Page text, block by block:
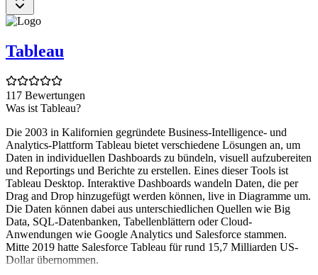
Tableau
117 Bewertungen
Was ist Tableau?
Die 2003 in Kalifornien gegründete Business-Intelligence- und
Analytics-Plattform Tableau bietet verschiedene Lösungen an, um
Daten in individuellen Dashboards zu bündeln, visuell aufzubereiten
und Reportings und Berichte zu erstellen. Eines dieser Tools ist
Tableau Desktop. Interaktive Dashboards wandeln Daten, die per
Drag and Drop hinzugefügt werden können, live in Diagramme um.
Die Daten können dabei aus unterschiedlichen Quellen wie Big
Data, SQL-Datenbanken, Tabellenblättern oder Cloud-
Anwendungen wie Google Analytics und Salesforce stammen.
Mitte 2019 hatte Salesforce Tableau für rund 15,7 Milliarden US-
Dollar übernommen.